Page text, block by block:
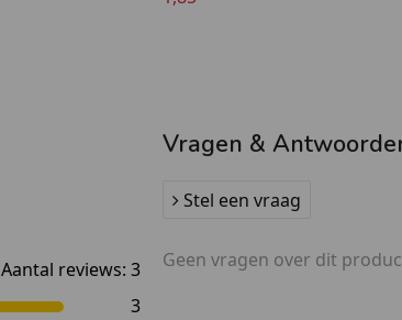
Aantal reviews: 3
3
Vragen &
Stel een vraag
Geen vragen over dit